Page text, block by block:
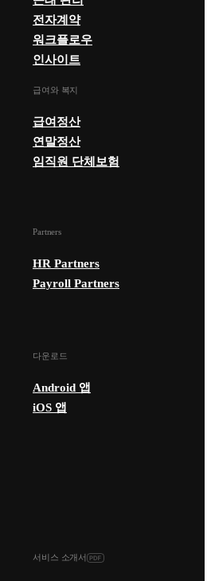
전자계약
워크플로우
인사이트
급여와 복지
급여정산
연말정산
임직원 단체보험
Partners
HR Partners
Payroll Partners
다운로드
Android 앱
iOS 앱
서비스 소개서